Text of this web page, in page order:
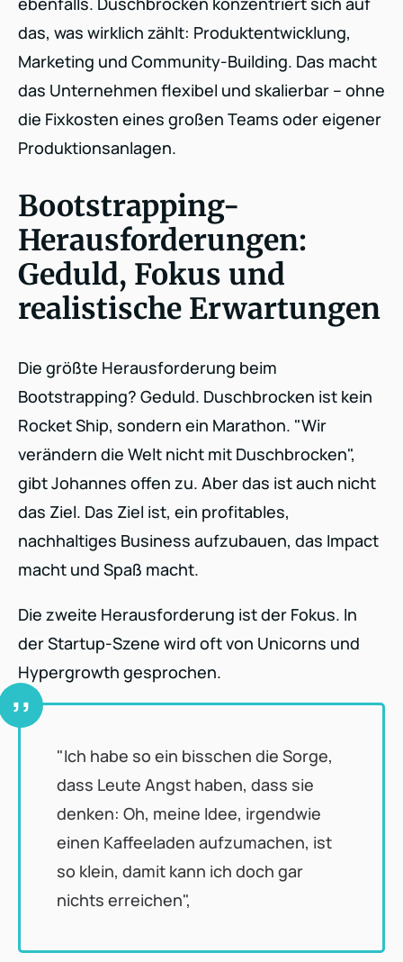
das, was wirklich zählt: Produktentwicklung,
Marketing und Community-Building. Das macht
das Unternehmen flexibel und skalierbar – ohne
die Fixkosten eines großen Teams oder eigener
Produktionsanlagen.
Bootstrapping-
Herausforderungen:
Geduld, Fokus und
realistische Erwartungen
Die größte Herausforderung beim
Bootstrapping? Geduld. Duschbrocken ist kein
Rocket Ship, sondern ein Marathon. "Wir
verändern die Welt nicht mit Duschbrocken",
gibt Johannes offen zu. Aber das ist auch nicht
das Ziel. Das Ziel ist, ein profitables,
nachhaltiges Business aufzubauen, das Impact
macht und Spaß macht.
Die zweite Herausforderung ist der Fokus. In
der Startup-Szene wird oft von Unicorns und
Hypergrowth gesprochen.
"Ich habe so ein bisschen die Sorge,
dass Leute Angst haben, dass sie
denken: Oh, meine Idee, irgendwie
einen Kaffeeladen aufzumachen, ist
so klein, damit kann ich doch gar
nichts erreichen",